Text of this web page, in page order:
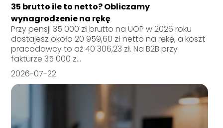
35 brutto ile to netto? Obliczamy
wynagrodzenie na rękę
Przy pensji 35 000 zł brutto na UOP w 2026 roku
dostajesz około 20 959,60 zł netto na rękę, a koszt
pracodawcy to aż 40 306,23 zł. Na B2B przy
fakturze 35 000 z...
2026-07-22